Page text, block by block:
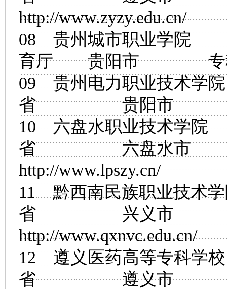
http://www.zyzy.edu.cn/
08贵州城市职业学院
育厅 贵阳
09贵州电力职业技术学院
省 贵阳
10六盘水职业技术学院
省 六盘水
http://www.lpszy.cn/
11 黔西南民族职业技术
省 兴义
http://www.qxnvc.edu.cn/
12遵义医药高等专科学校
省 遵义